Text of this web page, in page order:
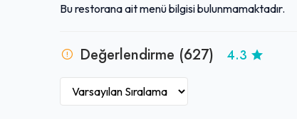
Bu restorana ait menü bilgisi bulunmamaktadır.
Değerlendirme (627) 4.3